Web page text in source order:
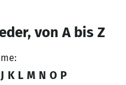
von A bis Z
J K L M N O P